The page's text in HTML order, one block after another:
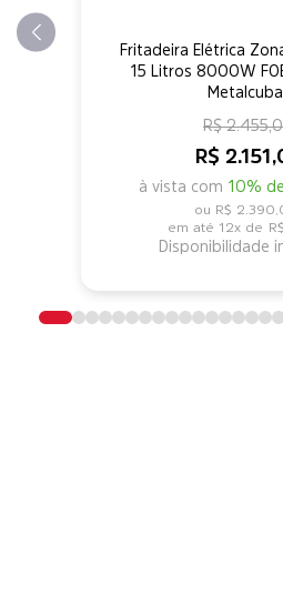
Fritadeira Elétrica
15 Litros 8000W
R$
à vista com 10%
R$
R$
12x de
Disponibilidade